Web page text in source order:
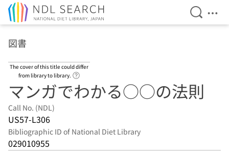
Open
図書
The cover of this title could differ
from library to library.
マンガでわかる○○の法則
Call No. (NDL)
US57-L306
Bibliographic ID of National Diet Library
029010955